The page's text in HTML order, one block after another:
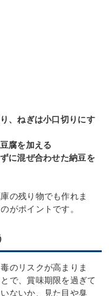
、ねぎは小口切りにす
腐を加える
に混ぜ合わせた納豆を
の残り物でも作れま
がポイントです。
のリスクが高まりま
で、賞味期限を過ぎて
ないか、見た目や臭